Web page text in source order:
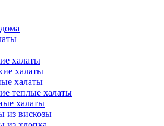
халаты
халаты
халаты
теплые халаты
халаты
из вискозы